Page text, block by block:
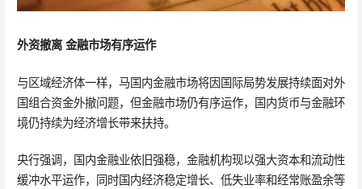
外资撤离 金融市场有序运作
与区域经济体一样，马国内金融市场将因国际局势发展持续面对外
国组合资金外撤问题，但金融市场仍有序运作，国内货币与金融环
境仍持续为经济增长带来扶持。
央行强调，国内金融业依旧强稳，金融机构现以强大资本和流动性
缓冲水平运作，同时国内经济稳定增长、低失业率和经常账盈余等